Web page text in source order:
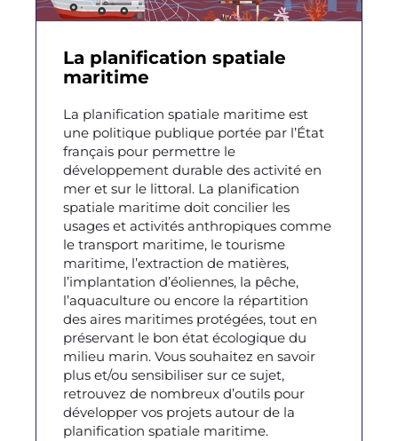
La planification spatiale
maritime
La planification spatiale maritime est
une politique publique portée par l’État
français pour permettre le
développement durable des activité en
mer et sur le littoral. La planification
spatiale maritime doit concilier les
usages et activités anthropiques comme
le transport maritime, le tourisme
maritime, l’extraction de matières,
l’implantation d’éoliennes, la pêche,
l’aquaculture ou encore la répartition
des aires maritimes protégées, tout en
préservant le bon état écologique du
milieu marin. Vous souhaitez en savoir
plus et/ou sensibiliser sur ce sujet,
retrouvez de nombreux d’outils pour
développer vos projets autour de la
planification spatiale maritime.